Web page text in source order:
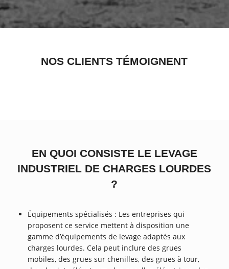
NOS CLIENTS TÉMOIGNENT
EN QUOI CONSISTE LE LEVAGE
INDUSTRIEL DE CHARGES LOURDES
?
Équipements spécialisés : Les entreprises qui
proposent ce service mettent à disposition une
gamme d’équipements de levage adaptés aux
charges lourdes. Cela peut inclure des grues
mobiles, des grues sur chenilles, des grues à tour,